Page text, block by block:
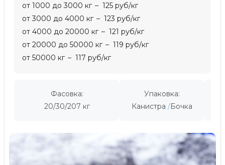
Фасовка:
20/30/207 кг
Упаковка:
Канистра
Бочка
от 1000 до 3000 кг
125 руб/кг
от 3000 до 4000 кг
123 руб/кг
от 4000 до 20000 кг
121 руб/кг
от 20000 до 50000 кг
119 руб/кг
от 50000 кг
117 руб/кг